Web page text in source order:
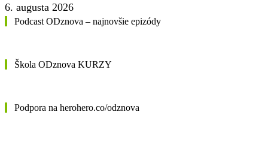
6. augusta 2026
Podcast ODznova – najnovšie epizódy
Škola ODznova KURZY
Podpora na herohero.co/odznova